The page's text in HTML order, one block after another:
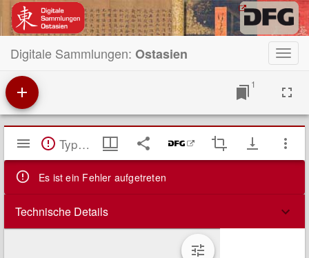
Digitale Sammlungen: Ostasien
1
Mirador
Viewer TypeError: Failed to fetch
Es ist ein Fehler aufgetreten
Technische Details